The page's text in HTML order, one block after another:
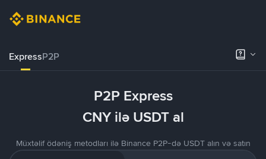
ExpressP2P
P2P Express
CNY ilə USDT al
Müxtəlif ödəniş metodları ilə Binance P2P-də USDT alın və satın